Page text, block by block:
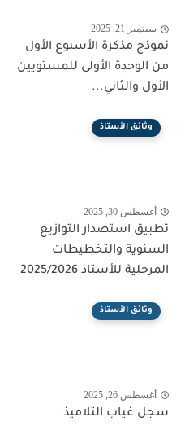
سبتمبر 21, 2025
نموذج مذكرة الأسبوع الأول
من الوحدة الأولى للمستويين
الأول والثاني...
وثائق الأستاذ
أغسطس 30, 2025
تطبيق استصدار التوازيع
السنوية والتخطيطات
المرحلية للأستاذ 2025/2026
وثائق الأستاذ
أغسطس 26, 2025
سجل غياب التلاميذ